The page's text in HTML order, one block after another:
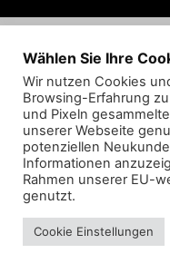
Wählen Sie Ihre
Wir nutzen Cookies
Browsing-Erfahrung
und Pixeln
unserer Webseite
potenziellen
Informationen
Rahmen unserer EU-
genutzt.
Cookie Einstellungen